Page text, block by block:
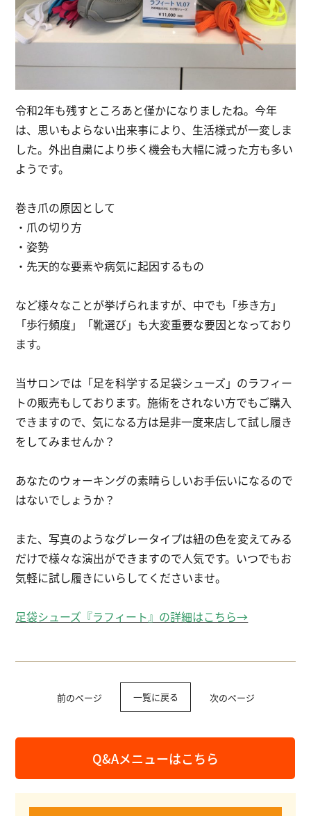
令和2年も残すところあと僅かになりましたね。今年
は、思いもよらない出来事により、生活様式が一変しま
した。外出自粛により歩く機会も大幅に減った方も多い
ようです。
巻き爪の原因として
・爪の切り方
・姿勢
・先天的な要素や病気に起因するもの
など様々なことが挙げられますが、中でも「歩き方」
「歩行頻度」「靴選び」も大変重要な要因となっており
ます。
当サロンでは「足を科学する足袋シューズ」のラフィー
トの販売もしております。施術をされない方でもご購入
できますので、気になる方は是非一度来店して試し履き
をしてみませんか？
あなたのウォーキングの素晴らしいお手伝いになるので
はないでしょうか？
また、写真のようなグレータイプは紐の色を変えてみる
だけで様々な演出ができますので人気です。いつでもお
気軽に試し履きにいらしてくださいませ。
足袋シューズ『ラフィート』の詳細はこちら→
前のページ 一覧に戻る 次のページ
Q&Aメニューはこちら